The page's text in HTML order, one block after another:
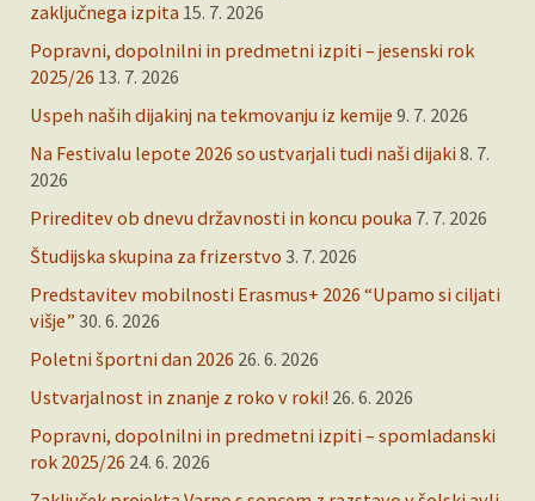
zaključnega izpita 15. 7. 2026
Popravni, dopolnilni in predmetni izpiti – jesenski rok
2025/26 13. 7. 2026
Uspeh naših dijakinj na tekmovanju iz kemije 9. 7. 2026
Na Festivalu lepote 2026 so ustvarjali tudi naši dijaki 8. 7.
2026
Prireditev ob dnevu državnosti in koncu pouka 7. 7. 2026
Študijska skupina za frizerstvo 3. 7. 2026
Predstavitev mobilnosti Erasmus+ 2026 “Upamo si ciljati
višje” 30. 6. 2026
Poletni športni dan 2026 26. 6. 2026
Ustvarjalnost in znanje z roko v roki! 26. 6. 2026
Popravni, dopolnilni in predmetni izpiti – spomladanski
rok 2025/26 24. 6. 2026